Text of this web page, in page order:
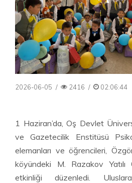
2026-06-05 / 2416 / 02:06:44
1 Haziran’da, Oş Devlet
ve Gazetecilik Enstitüsü
elemanları ve öğrencileri,
köyündeki M. Razakov Yatılı
etkinliği düzenledi.